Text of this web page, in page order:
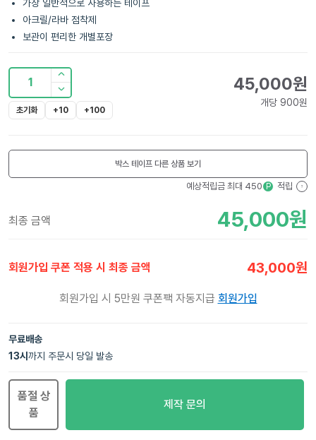
가장 일반적으로 사용하는 테이프
아크릴/라바 점착제
보관이 편리한 개별포장
1
초기화 +10 +100
45,000원
개당 900원
박스 테이프 다른 상품 보기
예상적립금 최대 450 P 적립 ?
최종 금액 45,000원
회원가입 쿠폰 적용 시 최종 금액 43,000원
회원가입 시 5만원 쿠폰팩 자동지급 회원가입
무료배송
13시 까지 주문시 당일 발송
품절 상
품
제작 문의